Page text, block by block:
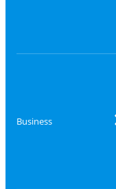
Business